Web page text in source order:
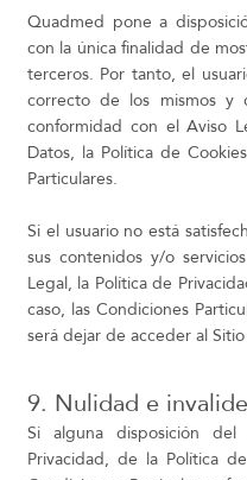
Quadmed pone a
con la única finalidad de
terceros. Por tanto, el
correcto de los mismos
conformidad con el Aviso
Datos, la Política de
Particulares.
Si el usuario no está
sus contenidos y/o
Legal, la Política de
caso, las Condiciones
será dejar de acceder al
9. Nulidad e
Si alguna disposición
Privacidad, de la Política